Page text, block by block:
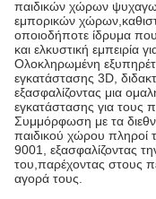
παιδικών χώρων
εμπορικών
οποιοδήποτε ίδρυμα που
και ελκυστική εμπειρία
Ολοκληρωμένη
εγκατάστασης 3D,
εξασφαλίζοντας μια
εγκατάστασης για τους
Συμμόρφωση με τα
παιδικού χώρου πληροί
9001, εξασφαλίζοντας
του,παρέχοντας στους
αγορά τους.